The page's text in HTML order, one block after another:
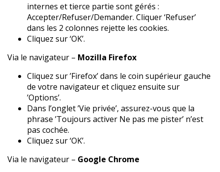
internes et tierce partie sont gérés :
Accepter/Refuser/Demander. Cliquer ‘Refuser’
dans les 2 colonnes rejette les cookies.
Cliquez sur ‘OK’.
Via le navigateur – Mozilla Firefox
Cliquez sur ’Firefox’ dans le coin supérieur gauche
de votre navigateur et cliquez ensuite sur
’Options’.
Dans l’onglet ’Vie privée’, assurez-vous que la
phrase ’Toujours activer Ne pas me pister’ n’est
pas cochée.
Cliquez sur ‘OK’.
Via le navigateur – Google Chrome